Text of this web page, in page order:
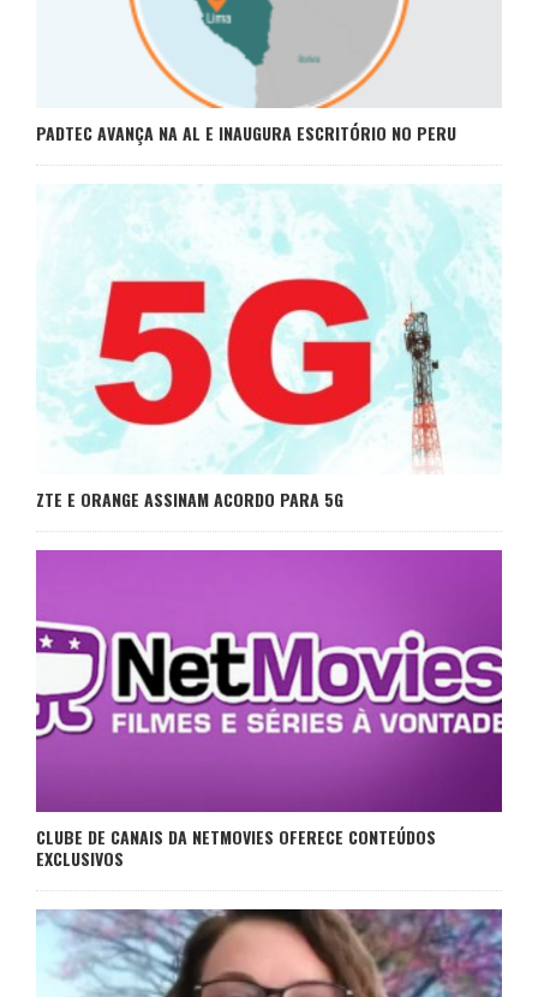
PADTEC AVANÇA NA AL E INAUGURA ESCRITÓRIO NO PERU
ZTE E ORANGE ASSINAM ACORDO PARA 5G
CLUBE DE CANAIS DA NETMOVIES OFERECE CONTEÚDOS
EXCLUSIVOS